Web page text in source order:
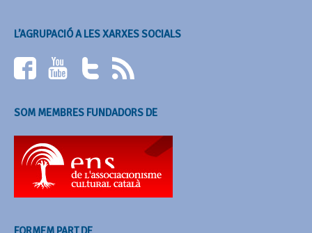
L’AGRUPACIÓ A LES XARXES SOCIALS
SOM MEMBRES FUNDADORS DE